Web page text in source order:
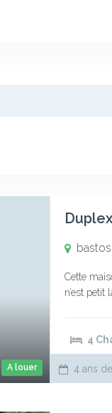
A louer
Cette
n’est petit
4
4 ans